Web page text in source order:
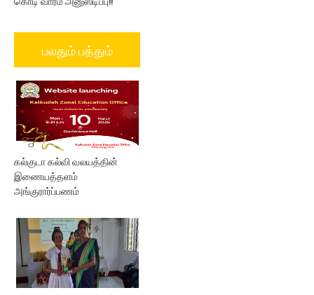
பலதும் பத்தும்
கல்குடா கல்வி வலயத்தின்
இணையத்தளம்
அங்குரார்ப்பணம்